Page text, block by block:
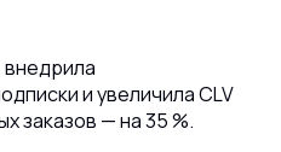
и увеличила CLV
заказов — на 35 %.